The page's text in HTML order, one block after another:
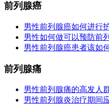
前列腺癌
男性前列腺癌如何进行
男性如何做可以预防前
男性前列腺癌患者该如
前列腺痛
男性前列腺痛的高发人
男性前列腺炎治疗期间